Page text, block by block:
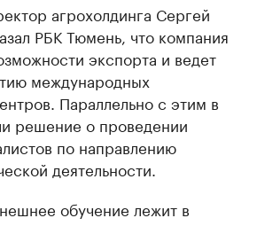
агрохолдинга Сергей
РБК Тюмень, что компания
экспорта и ведет
международных
Параллельно с этим в
решение о проведении
по направлению
деятельности.
обучение лежит в